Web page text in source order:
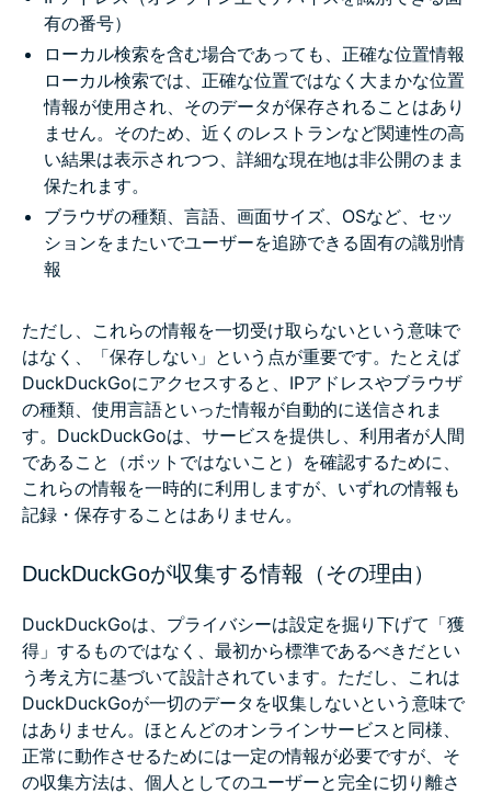
有の番号）
ローカル検索を含む場合であっても、正確な位置情報
ローカル検索では、正確な位置ではなく大まかな位置
情報が使用され、そのデータが保存されることはあり
ません。そのため、近くのレストランなど関連性の高
い結果は表示されつつ、詳細な現在地は非公開のまま
保たれます。
ブラウザの種類、言語、画面サイズ、OSなど、セッ
ションをまたいでユーザーを追跡できる固有の識別情
報
ただし、これらの情報を一切受け取らないという意味で
はなく、「保存しない」という点が重要です。たとえば
DuckDuckGoにアクセスすると、IPアドレスやブラウザ
の種類、使用言語といった情報が自動的に送信されま
す。DuckDuckGoは、サービスを提供し、利用者が人間
であること（ボットではないこと）を確認するために、
これらの情報を一時的に利用しますが、いずれの情報も
記録・保存することはありません。
DuckDuckGoが収集する情報（その理由）
DuckDuckGoは、プライバシーは設定を掘り下げて「獲
得」するものではなく、最初から標準であるべきだとい
う考え方に基づいて設計されています。ただし、これは
DuckDuckGoが一切のデータを収集しないという意味で
はありません。ほとんどのオンラインサービスと同様、
正常に動作させるためには一定の情報が必要ですが、そ
の収集方法は、個人としてのユーザーと完全に切り離さ